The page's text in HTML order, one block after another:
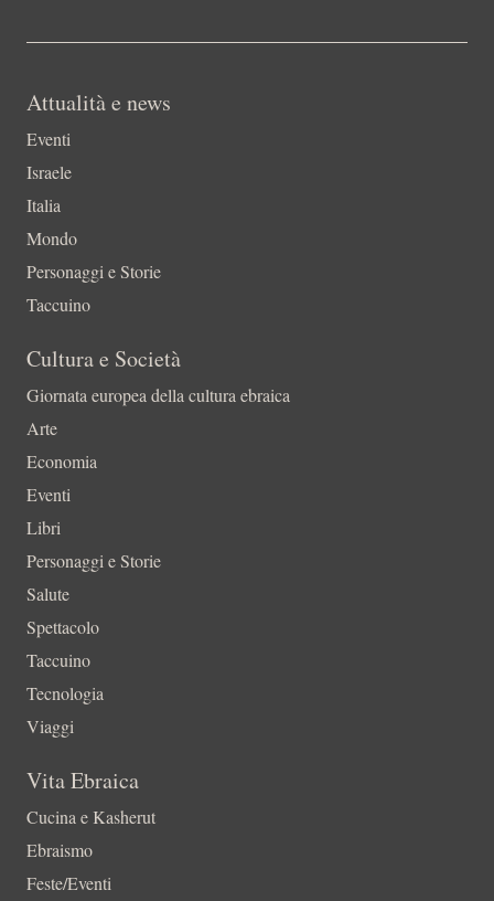
Attualità e news
Eventi
Israele
Italia
Mondo
Personaggi e Storie
Taccuino
Cultura e Società
Giornata europea della cultura ebraica
Arte
Economia
Eventi
Libri
Personaggi e Storie
Salute
Spettacolo
Taccuino
Tecnologia
Viaggi
Vita Ebraica
Cucina e Kasherut
Ebraismo
Feste/Eventi